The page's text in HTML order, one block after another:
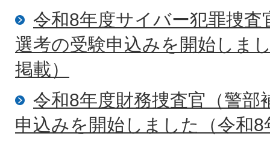
令和8年度サイバー犯罪捜査
選考の受験申込みを開始しま
掲載）
令和8年度財務捜査官（警部
申込みを開始しました（令和8